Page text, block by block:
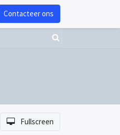
Contacteer ons
Fullscreen